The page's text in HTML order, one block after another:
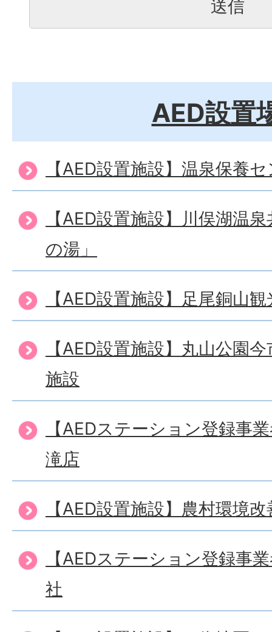
AED設置
【AED設置施設】温泉保養
【AED設置施設】川俣湖温
の湯」
【AED設置施設】足尾銅山
【AED設置施設】丸山公園
施設
【AEDステーション登録事
滝店
【AED設置施設】農村環境
【AEDステーション登録事
社